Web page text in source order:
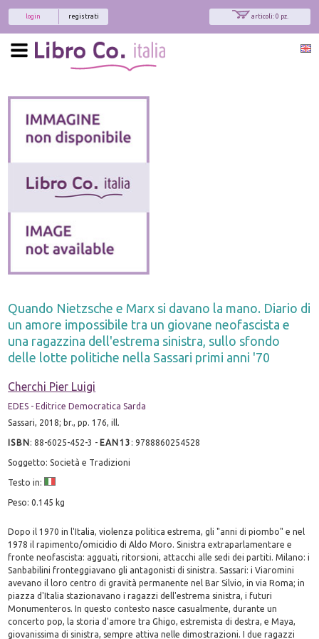
articoli: 0 pz.
registrati
login
Quando Nietzsche e Marx si davano la mano. Diario di
un amore impossibile tra un giovane neofascista e
una ragazzina dell'estrema sinistra, sullo sfondo
delle lotte politiche nella Sassari primi anni '70
Cherchi Pier Luigi
EDES - Editrice Democratica Sarda
Sassari, 2018; br., pp. 176, ill.
ISBN:88-6025-452-3 - EAN13 :9788860254528
Soggetto: Società e Tradizioni
Testo in:
Peso: 0.145 kg
Dopo il 1970 in l'Italia, violenza politica estrema, gli "anni di piombo" e nel
1978 il rapimento/omicidio di Aldo Moro. Sinistra extraparlamentare e
fronte neofascista: agguati, ritorsioni, attacchi alle sedi dei partiti. Milano: i
Sanbabilini fronteggiavano gli antagonisti di sinistra. Sassari: i Viaromini
avevano il loro centro di gravità permanente nel Bar Silvio, in via Roma; in
piazza d'Italia stazionavano i ragazzi dell'estrema sinistra, i futuri
Monumenteros. In questo contesto nasce casualmente, durante un
concerto pop, la storia d'amore tra Ghigo, estremista di destra, e Maya,
giovanissima di sinistra, sempre attiva nelle dimostrazioni. I due ragazzi